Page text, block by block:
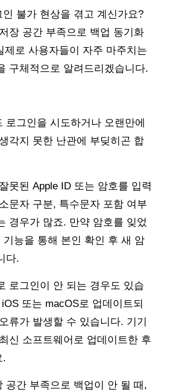
불가 현상을 겪고 계신가요?
장 공간 부족으로 백업 동기화
제로 사용자들이 자주 마주치는
구체적으로 알려드리겠습니다.
로그인을 시도하거나 오랜만에
각지 못한 난관에 부딪히곤 합
못된 Apple ID 또는 암호를 입력
문자 구분, 특수문자 포함 여부
경우가 많죠. 만약 암호를 잊었
기능을 통해 본인 확인 후 새 암
다.
로그인이 안 되는 경우도 있습
또는 macOS로 업데이트되
류가 발생할 수 있습니다. 기기
신 소프트웨어로 업데이트한 후
.
공간 부족으로 백업이 안 될 때,